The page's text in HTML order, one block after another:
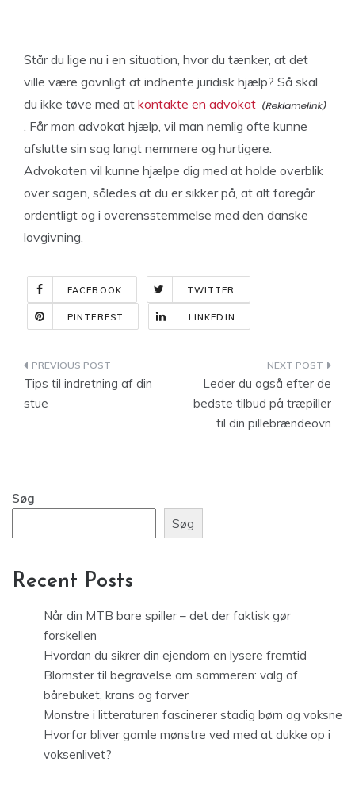
Står du lige nu i en situation, hvor du tænker, at det
ville være gavnligt at indhente juridisk hjælp? Så skal
du ikke tøve med at kontakte en advokat
. Får man advokat hjælp, vil man nemlig ofte kunne
afslutte sin sag langt nemmere og hurtigere.
Advokaten vil kunne hjælpe dig med at holde overblik
over sagen, således at du er sikker på, at alt foregår
ordentligt og i overensstemmelse med den danske
lovgivning.
FACEBOOK TWITTER
PINTEREST LINKEDIN
Indlægsnavigation
Tips til indretning af din
stue
Leder du også efter de
bedste tilbud på træpiller
til din pillebrændeovn
Søg
Søg
Recent Posts
Når din MTB bare spiller – det der faktisk gør
forskellen
Hvordan du sikrer din ejendom en lysere fremtid
Blomster til begravelse om sommeren: valg af
bårebuket, krans og farver
Monstre i litteraturen fascinerer stadig børn og voksne
Hvorfor bliver gamle mønstre ved med at dukke op i
voksenlivet?